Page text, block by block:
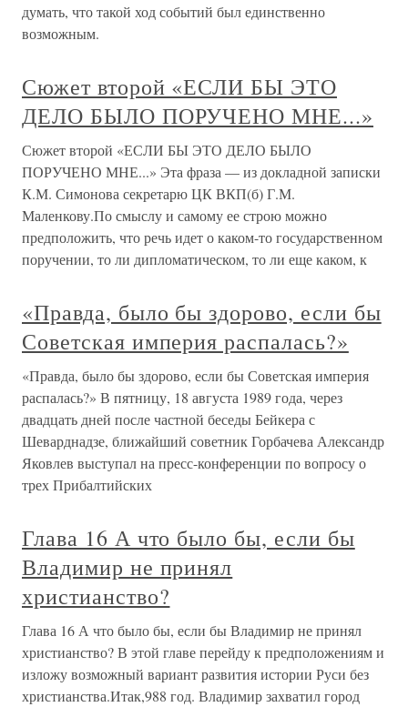
думать, что такой ход событий был единственно
возможным.
Сюжет второй «ЕСЛИ БЫ ЭТО
ДЕЛО БЫЛО ПОРУЧЕНО МНЕ...»
Сюжет второй «ЕСЛИ БЫ ЭТО ДЕЛО БЫЛО
ПОРУЧЕНО МНЕ...» Эта фраза — из докладной записки
К.М. Симонова секретарю ЦК ВКП(б) Г.М.
Маленкову.По смыслу и самому ее строю можно
предположить, что речь идет о каком-то государственном
поручении, то ли дипломатическом, то ли еще каком, к
«Правда, было бы здорово, если бы
Советская империя распалась?»
«Правда, было бы здорово, если бы Советская империя
распалась?» В пятницу, 18 августа 1989 года, через
двадцать дней после частной беседы Бейкера с
Шеварднадзе, ближайший советник Горбачева Александр
Яковлев выступал на пресс-конференции по вопросу о
трех Прибалтийских
Глава 16 А что было бы, если бы
Владимир не принял
христианство?
Глава 16 А что было бы, если бы Владимир не принял
христианство? В этой главе перейду к предположениям и
изложу возможный вариант развития истории Руси без
христианства.Итак,988 год. Владимир захватил город